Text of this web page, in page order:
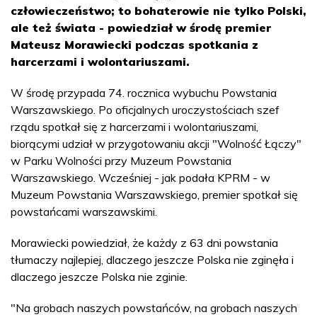
człowieczeństwo; to bohaterowie nie tylko Polski,
ale też świata - powiedział w środę premier
Mateusz Morawiecki podczas spotkania z
harcerzami i wolontariuszami.
W środę przypada 74. rocznica wybuchu Powstania
Warszawskiego. Po oficjalnych uroczystościach szef
rządu spotkał się z harcerzami i wolontariuszami,
biorącymi udział w przygotowaniu akcji "Wolność Łączy"
w Parku Wolności przy Muzeum Powstania
Warszawskiego. Wcześniej - jak podała KPRM - w
Muzeum Powstania Warszawskiego, premier spotkał się
powstańcami warszawskimi.
Morawiecki powiedział, że każdy z 63 dni powstania
tłumaczy najlepiej, dlaczego jeszcze Polska nie zginęła i
dlaczego jeszcze Polska nie zginie.
"Na grobach naszych powstańców, na grobach naszych